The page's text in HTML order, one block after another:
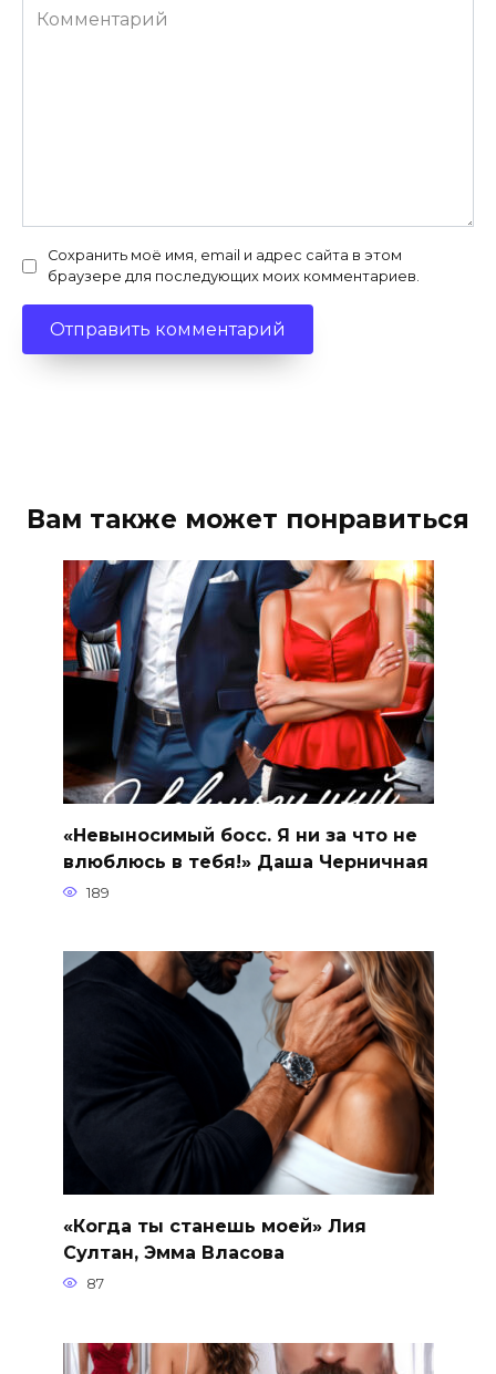
Комментарий
Сохранить моё имя, email и адрес сайта в этом
браузере для последующих моих комментариев.
Вам также может понравиться
«Невыносимый босс. Я ни за что не
влюблюсь в тебя!» Даша Черничная
189
«Когда ты станешь моей» Лия
Султан, Эмма Власова
87